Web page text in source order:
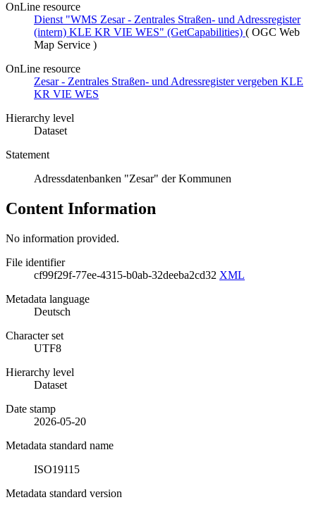
OnLine resource
Dienst "WMS Zesar - Zentrales Straßen- und Adressregister
(intern) KLE KR VIE WES" (GetCapabilities) ( OGC Web
Map Service )
OnLine resource
Zesar - Zentrales Straßen- und Adressregister vergeben KLE
KR VIE WES
Hierarchy level
Dataset
Statement
Adressdatenbanken "Zesar" der Kommunen
Content Information
No information provided.
File identifier
cf99f29f-77ee-4315-b0ab-32deeba2cd32 XML
Metadata language
Deutsch
Character set
UTF8
Hierarchy level
Dataset
Date stamp
2026-05-20
Metadata standard name
ISO19115
Metadata standard version